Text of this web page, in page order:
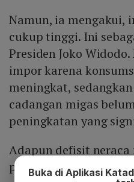
Namun, ia mengakui,
cukup tinggi. Ini
Presiden Joko
impor karena
meningkat,
cadangan migas
peningkatan yang
Adapun defisit
penyumbang besar
Buka di Aplikasi